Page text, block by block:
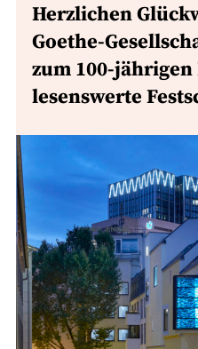
Herzlichen
Goethe-
zum 100-jährigen
lesenswerte